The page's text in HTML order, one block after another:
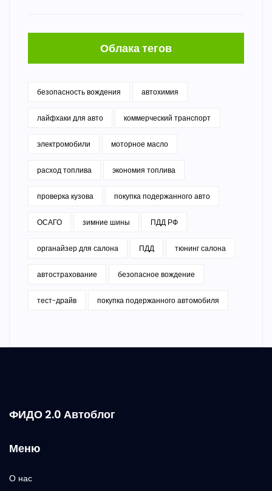
Облака тегов
безопасность вождения автохимия
лайфхаки для авто коммерческий транспорт
электромобили моторное масло
расход топлива экономия топлива
проверка кузова покупка подержанного авто
ОСАГО зимние шины ПДД РФ
органайзер для салона ПДД тюнинг салона
автострахование безопасное вождение
тест-драйв покупка подержанного автомобиля
ФИДО 2.0 Автоблог
Меню
О нас